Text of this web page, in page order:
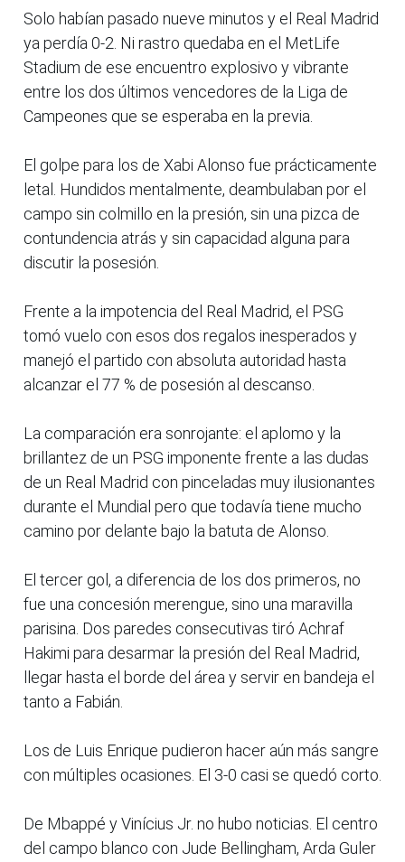
Solo habían pasado nueve minutos y el Real Madrid
ya perdía 0-2. Ni rastro quedaba en el MetLife
Stadium de ese encuentro explosivo y vibrante
entre los dos últimos vencedores de la Liga de
Campeones que se esperaba en la previa.
El golpe para los de Xabi Alonso fue prácticamente
letal. Hundidos mentalmente, deambulaban por el
campo sin colmillo en la presión, sin una pizca de
contundencia atrás y sin capacidad alguna para
discutir la posesión.
Frente a la impotencia del Real Madrid, el PSG
tomó vuelo con esos dos regalos inesperados y
manejó el partido con absoluta autoridad hasta
alcanzar el 77 % de posesión al descanso.
La comparación era sonrojante: el aplomo y la
brillantez de un PSG imponente frente a las dudas
de un Real Madrid con pinceladas muy ilusionantes
durante el Mundial pero que todavía tiene mucho
camino por delante bajo la batuta de Alonso.
El tercer gol, a diferencia de los dos primeros, no
fue una concesión merengue, sino una maravilla
parisina. Dos paredes consecutivas tiró Achraf
Hakimi para desarmar la presión del Real Madrid,
llegar hasta el borde del área y servir en bandeja el
tanto a Fabián.
Los de Luis Enrique pudieron hacer aún más sangre
con múltiples ocasiones. El 3-0 casi se quedó corto.
De Mbappé y Vinícius Jr. no hubo noticias. El centro
del campo blanco con Jude Bellingham, Arda Guler